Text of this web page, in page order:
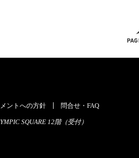
ントへの方針 問合せ・FAQ
SQUARE 12階（受付）